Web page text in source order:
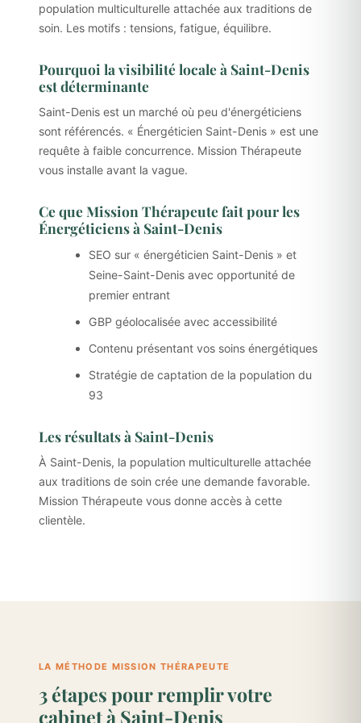
population multiculturelle attachée aux traditions de
soin. Les motifs : tensions, fatigue, équilibre.
Pourquoi la visibilité locale à Saint-Denis
est déterminante
Saint-Denis est un marché où peu d'énergéticiens
sont référencés. « Énergéticien Saint-Denis » est une
requête à faible concurrence. Mission Thérapeute
vous installe avant la vague.
Ce que Mission Thérapeute fait pour les
Énergéticiens à Saint-Denis
SEO sur « énergéticien Saint-Denis » et
Seine-Saint-Denis avec opportunité de
premier entrant
GBP géolocalisée avec accessibilité
Contenu présentant vos soins énergétiques
Stratégie de captation de la population du
93
Les résultats à Saint-Denis
À Saint-Denis, la population multiculturelle attachée
aux traditions de soin crée une demande favorable.
Mission Thérapeute vous donne accès à cette
clientèle.
LA MÉTHODE MISSION THÉRAPEUTE
3 étapes pour remplir votre
cabinet à Saint-Denis